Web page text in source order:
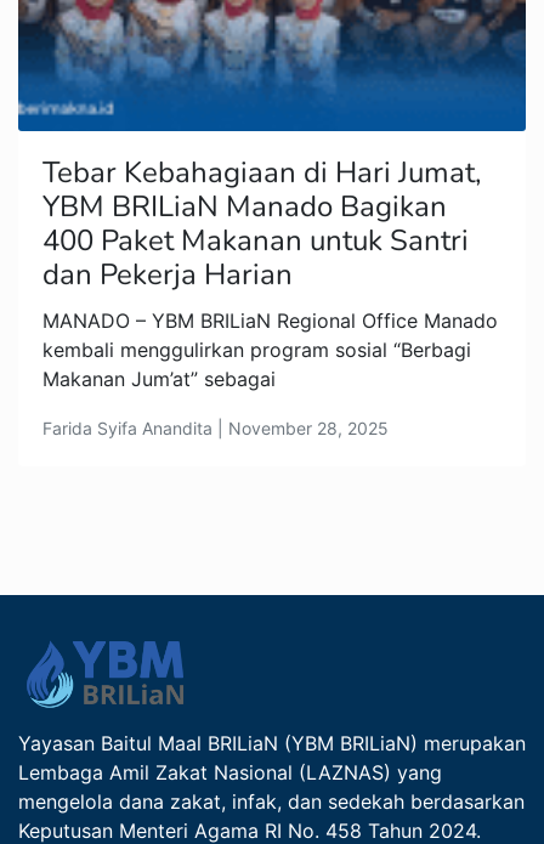
Tebar Kebahagiaan di Hari Jumat,
YBM BRILiaN Manado Bagikan
400 Paket Makanan untuk Santri
dan Pekerja Harian
MANADO – YBM BRILiaN Regional Office Manado
kembali menggulirkan program sosial “Berbagi
Makanan Jum’at” sebagai
Farida Syifa Anandita | November 28, 2025
Yayasan Baitul Maal BRILiaN (YBM BRILiaN) merupakan
Lembaga Amil Zakat Nasional (LAZNAS) yang
mengelola dana zakat, infak, dan sedekah berdasarkan
Keputusan Menteri Agama RI No. 458 Tahun 2024.